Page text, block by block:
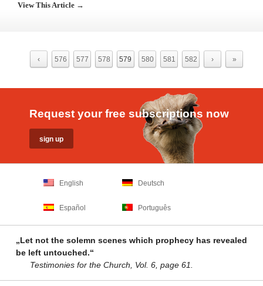
View This Article →
‹ 576 577 578 579 580 581 582 › »
Request your free subscriptions now
English Deutsch
Español Português
„Let not the solemn scenes which prophecy has revealed
be left untouched.“
Testimonies for the Church, Vol. 6, page 61.